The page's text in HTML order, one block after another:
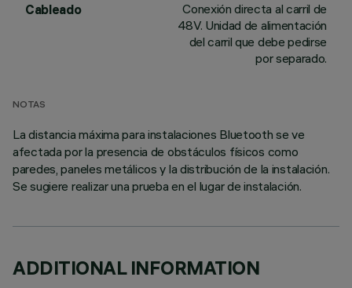
Cableado
Conexión directa al carril de
48V. Unidad de alimentación
del carril que debe pedirse
por separado.
NOTAS
La distancia máxima para instalaciones Bluetooth se ve
afectada por la presencia de obstáculos físicos como
paredes, paneles metálicos y la distribución de la instalación.
Se sugiere realizar una prueba en el lugar de instalación.
ADDITIONAL INFORMATION